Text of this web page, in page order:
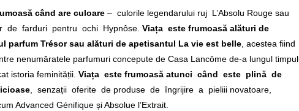
când are culoare – culorile legendarului ruj L’Absolu Rouge sau
de farduri pentru ochi Hypnôse. Viața este frumoasă alături de
parfum Trésor sau alături de apetisantul La vie est belle , acestea fiind
nenumăratele parfumuri concepute de Casa Lancôme de-a lungul
istoria feminității. Viața este frumoasă atunci când este plină de
, senzații oferite de produse de îngrijire a pieliii novatoare,
Advanced Génifique și Absolue l’Extrait.